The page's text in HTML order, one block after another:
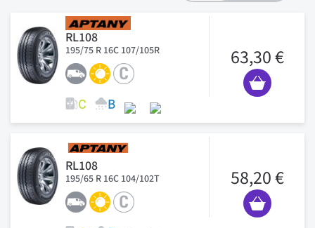
RL108
195/75 R 16C 107/105R 63,30 €
RL108
195/65 R 16C 104/102T 58,20 €